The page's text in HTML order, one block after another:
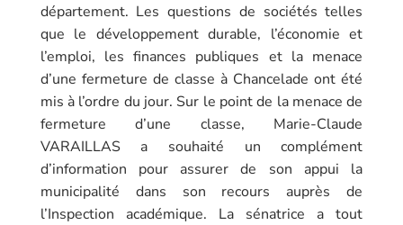
département. Les questions de sociétés telles
que le développement durable, l’économie et
l’emploi, les finances publiques et la menace
d’une fermeture de classe à Chancelade ont été
mis à l’ordre du jour. Sur le point de la menace de
fermeture d’une classe, Marie-Claude
VARAILLAS a souhaité un complément
d’information pour assurer de son appui la
municipalité dans son recours auprès de
l’Inspection académique. La sénatrice a tout